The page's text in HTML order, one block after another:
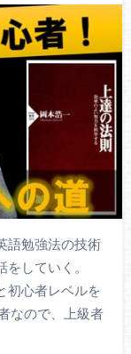
語勉強法の技術
していく。
初心者レベルを
なので、上級者